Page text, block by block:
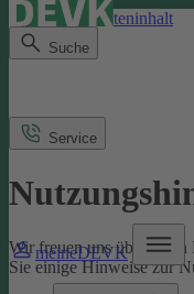
Direkt zum Seiteninhalt
Suche
meineDEVK
Service
Wir freuen uns über Ihren
Sie einige Hinweise zur